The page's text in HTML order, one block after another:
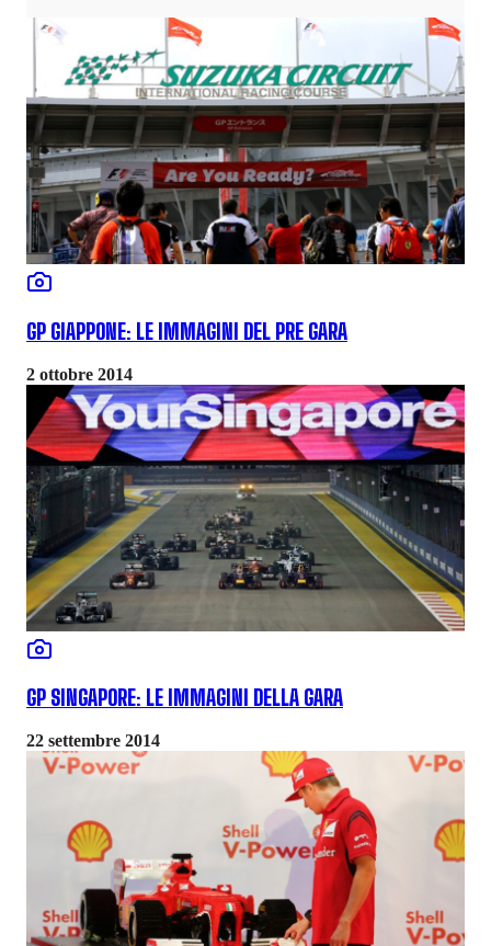
GP GIAPPONE: LE IMMAGINI DEL PRE GARA
2 ottobre 2014
GP SINGAPORE: LE IMMAGINI DELLA GARA
22 settembre 2014